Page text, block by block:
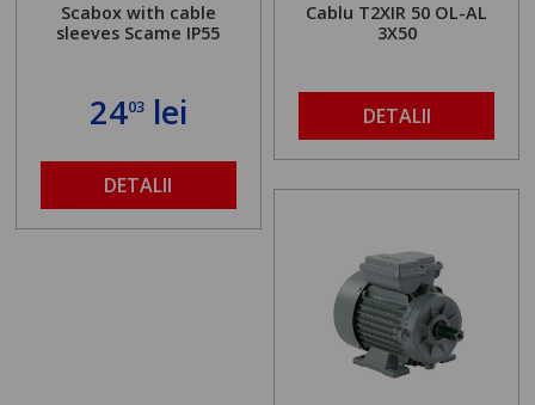
Scabox with cable
sleeves Scame IP55
2403lei
DETALII
Cablu T2XIR 50 OL-AL
3X50
DETALII